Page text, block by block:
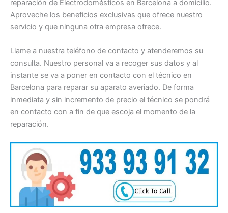
reparación de Electrodomésticos en Barcelona a domicilio.
Aproveche los beneficios exclusivas que ofrece nuestro
servicio y que ninguna otra empresa ofrece.
Llame a nuestra teléfono de contacto y atenderemos su
consulta. Nuestro personal va a recoger sus datos y al
instante se va a poner en contacto con el técnico en
Barcelona para reparar su aparato averiado. De forma
inmediata y sin incremento de precio el técnico se pondrá
en contacto con a fin de que escoja el momento de la
reparación.